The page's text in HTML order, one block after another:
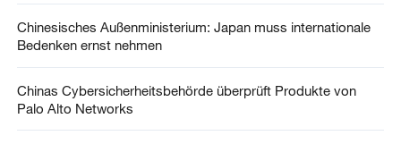
Chinesisches Außenministerium: Japan muss internationale
Bedenken ernst nehmen
Chinas Cybersicherheitsbehörde überprüft Produkte von
Palo Alto Networks